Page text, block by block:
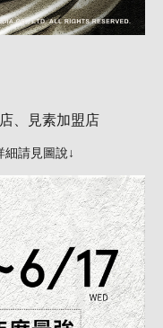
、見素加盟店
請見圖說↓